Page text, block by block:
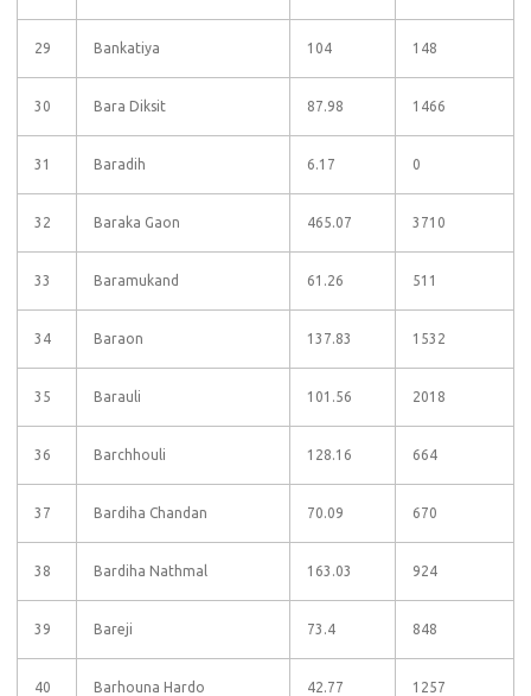
29 Bankatiya 104 148
30 Bara Diksit 87.98 1466
31 Baradih 6.17 0
32 Baraka Gaon 465.07 3710
33 Baramukand 61.26 511
34 Baraon 137.83 1532
35 Barauli 101.56 2018
36 Barchhouli 128.16 664
37 Bardiha Chandan 70.09 670
38 Bardiha Nathmal 163.03 924
39 Bareji 73.4 848
40 Barhouna Hardo 42.77 1257